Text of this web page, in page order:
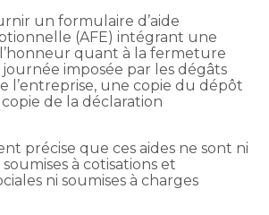
un formulaire d’aide
(AFE) intégrant une
quant à la fermeture
journée imposée par les dégâts
l’entreprise, une copie du dépôt
de la déclaration
précise que ces aides ne sont ni
à cotisations et
ni soumises à charges